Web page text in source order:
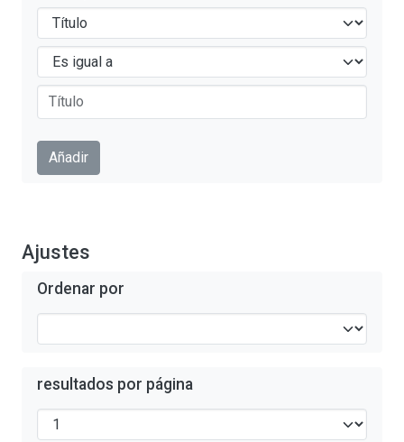
Filtros
Operadores
Enviar
Añadir
Ajustes
Ordenar por
resultados por página